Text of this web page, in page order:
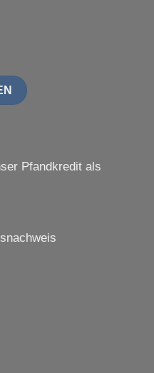
Pfandkredit als